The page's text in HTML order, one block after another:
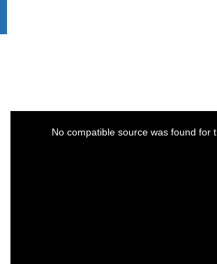
No compatible source was found for